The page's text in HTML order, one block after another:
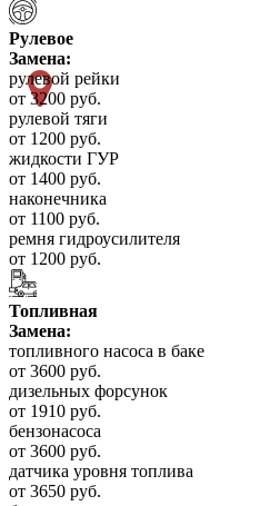
Рулевое
Замена:
рулевой рейки
от 3200 руб.
рулевой тяги
от 1200 руб.
жидкости ГУР
от 1400 руб.
наконечника
от 1100 руб.
ремня гидроусилителя
от 1200 руб.
Топливная
Замена:
топливного насоса в баке
от 3600 руб.
дизельных форсунок
от 1910 руб.
бензонасоса
от 3600 руб.
датчика уровня топлива
от 3650 руб.